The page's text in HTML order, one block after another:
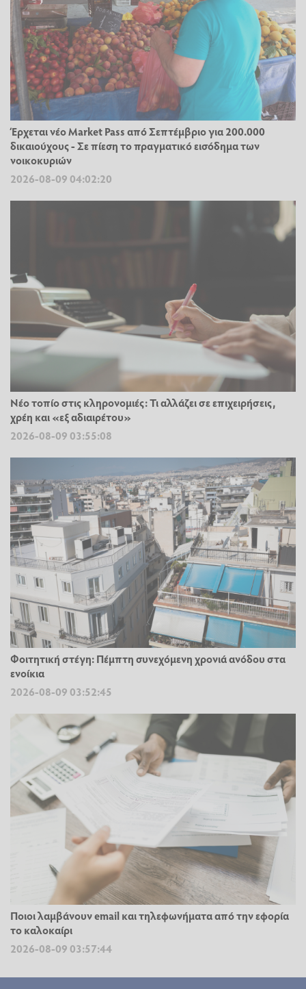
Έρχεται νέο Market Pass από Σεπτέμβριο για 200.000
δικαιούχους - Σε πίεση το πραγματικό εισόδημα των
νοικοκυριών
2026-08-09 04:02:20
Νέο τοπίο στις κληρονομιές: Τι αλλάζει σε επιχειρήσεις,
χρέη και «εξ αδιαιρέτου»
2026-08-09 03:55:08
Φοιτητική στέγη: Πέμπτη συνεχόμενη χρονιά ανόδου στα
ενοίκια
2026-08-09 03:52:45
Ποιοι λαμβάνουν email και τηλεφωνήματα από την εφορία
το καλοκαίρι
2026-08-09 03:57:44